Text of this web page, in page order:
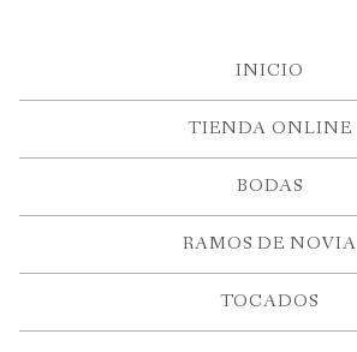
INICIO
TIENDA ONLINE
BODAS
RAMOS DE NOVIA
TOCADOS